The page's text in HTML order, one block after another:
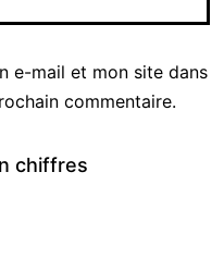
e-mail et mon site dans
commentaire.
chiffres